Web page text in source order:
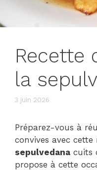
Recette
la
3 juin 2026
Préparez-vous à
convives avec cette
sepulvedana cuits
propose à cette